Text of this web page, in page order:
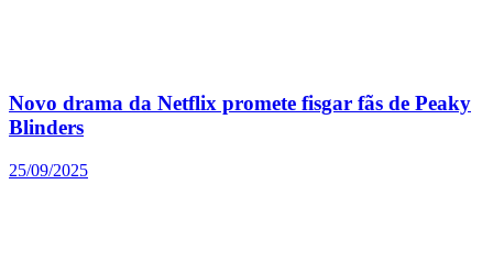
Novo drama da Netflix promete fisgar fãs de Peaky
Blinders
25/09/2025